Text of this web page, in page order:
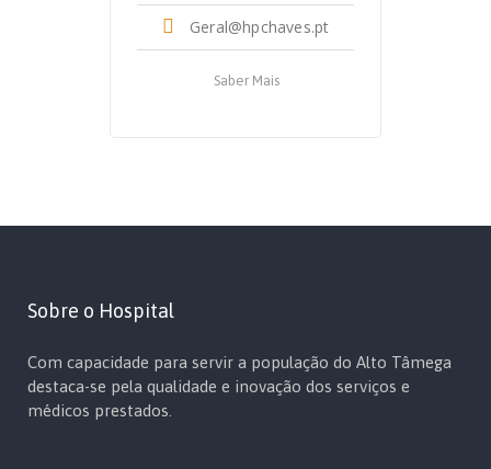
Geral@hpchaves.pt
Saber Mais
Sobre o Hospital
Com capacidade para servir a população do Alto Tâmega
destaca-se pela qualidade e inovação dos serviços e
médicos prestados.